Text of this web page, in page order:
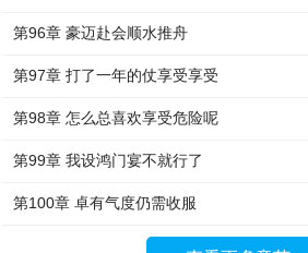
第96章 豪迈赴会顺水推舟
第97章 打了一年的仗享受享受
第98章 怎么总喜欢享受危险呢
第99章 我设鸿门宴不就行了
第100章 卓有气度仍需收服